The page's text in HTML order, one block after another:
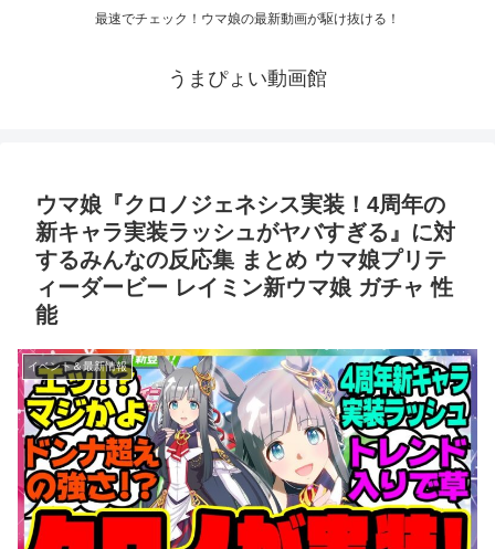
最速でチェック！ウマ娘の最新動画が駆け抜ける！
うまぴょい動画館
ウマ娘『クロノジェネシス実装！4周年の
新キャラ実装ラッシュがヤバすぎる』に対
するみんなの反応集 まとめ ウマ娘プリテ
ィーダービー レイミン新ウマ娘 ガチャ 性
能
イベント＆最新情報